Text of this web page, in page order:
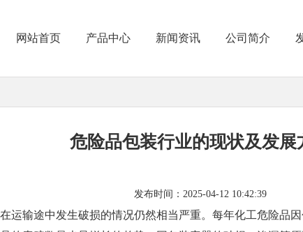
网站首页 产品中心 新闻资讯 公司简介
危险品包装行业的现状及发展
发布时间：2025-04-12 10:42:39
运输途中发生破损的情况仍然相当严重。每年化工危险品